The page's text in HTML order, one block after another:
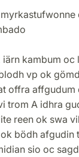
kambum
vp ok
offra affgudum
trom A idhra
reen ok swa
bödh afgudin
sio oc